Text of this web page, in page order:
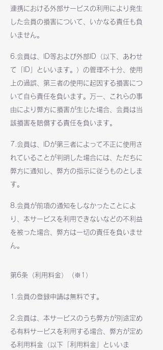
連携における外部サービスの利用により発生
した会員の損害について、いかなる責任も負
いません。
6.会員は、ID等および外部ID（以下、あわせ
て「ID」といいます。）の管理不十分、使用
上の過誤、第三者の使用に起因する損害につ
いて自ら責任を負います。万一、これらの事
由により弊方に損害が生じた場合、会員は当
該損害を賠償する責任を負います。
7.会員は、IDが第三者によって不正に使用さ
れていることが判明した場合には、ただちに
弊方に通知し、弊方の指示に従うものとしま
す。
8.会員が前項の通知をしなかったことによ
り、本サービスを利用できないなどの不利益
を被った場合、弊方は一切の責任を負いませ
ん。
第6条（利用料金）（※1）
1.会員の登録申請は無料です。
2.会員は、本サービスのうち弊方が別途定め
る有料サービスを利用する場合、弊方が定め
る利用料金（以下「利用料金」といいま